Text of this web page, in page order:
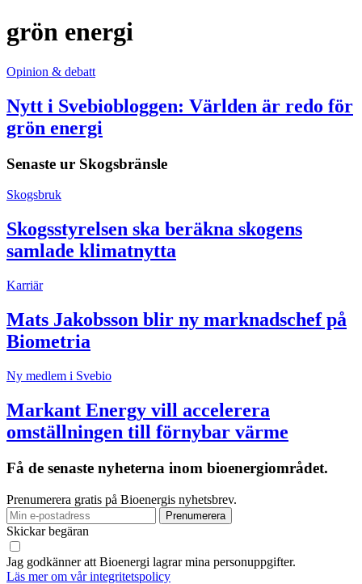
grön energi
Opinion & debatt
Nytt i Svebiobloggen: Världen är redo för
grön energi
Senaste ur Skogsbränsle
Skogsbruk
Skogsstyrelsen ska beräkna skogens
samlade klimatnytta
Karriär
Mats Jakobsson blir ny marknadschef på
Biometria
Ny medlem i Svebio
Markant Energy vill accelerera
omställningen till förnybar värme
Få de senaste nyheterna inom bioenergiområdet.
Prenumerera gratis på Bioenergis nyhetsbrev.
Skickar begäran
Jag godkänner att Bioenergi lagrar mina personuppgifter.
Läs mer om vår integritetspolicy